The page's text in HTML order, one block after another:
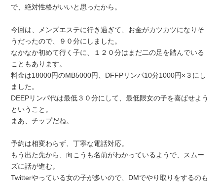
で、絶対性格がいいと思ったから。
今回は、メンズエステに行き過ぎて、お金がカツカツになりそ
うだったので、９０分にしました。
なかなか初めて行く子に、１２０分はまだ二の足を踏んでいる
こともあります。
料金は18000円のMB5000円、DFFPリンパ10分1000円×３にし
ました。
DEEPリンパ代は最低３０分にして、最低限女の子を喜ばせよう
ということ。
まあ、チップだね。
予約は相変わらず、丁寧な電話対応。
もう出た先から、向こうも名前がわかっているようで、スムー
ズに話が進む。
Twitterやっている女の子が多いので、DMでやり取りをするのも